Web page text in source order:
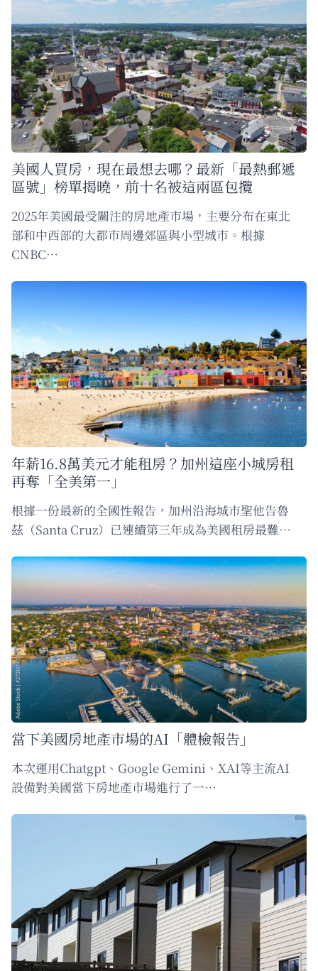
美國人買房，現在最想去哪？最新「最熱郵遞
區號」榜單揭曉，前十名被這兩區包攬
2025年美國最受關注的房地產市場，主要分布在東北
部和中西部的大都市周邊郊區與小型城市。根據
CNBC…
年薪16.8萬美元才能租房？加州這座小城房租
再奪「全美第一」
根據一份最新的全國性報告，加州沿海城市聖他告魯
茲（Santa Cruz）已連續第三年成為美國租房最難…
當下美國房地產市場的AI「體檢報告」
本次運用Chatgpt、Google Gemini、XAI等主流AI
設備對美國當下房地產市場進行了一…